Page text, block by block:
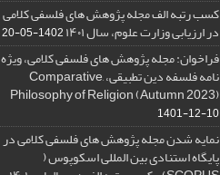
کسب رتبه الف مجله پژوهش های فلسفی کلامی
در ارزیابی وزارت علوم، سال ۱۴۰۱ 1402-05-20
فراخوان: مجله پژوهش های فلسفی کلامی، ویژه
نامه فلسفه دین تطبیقی، ,Comparative
Philosophy of Religion (Autumn 2023)
1401-12-10
نمایه شدن مجله پژوهش های فلسفی کلامی در
پایگاه استنادی بین المللی اسکوپوس (